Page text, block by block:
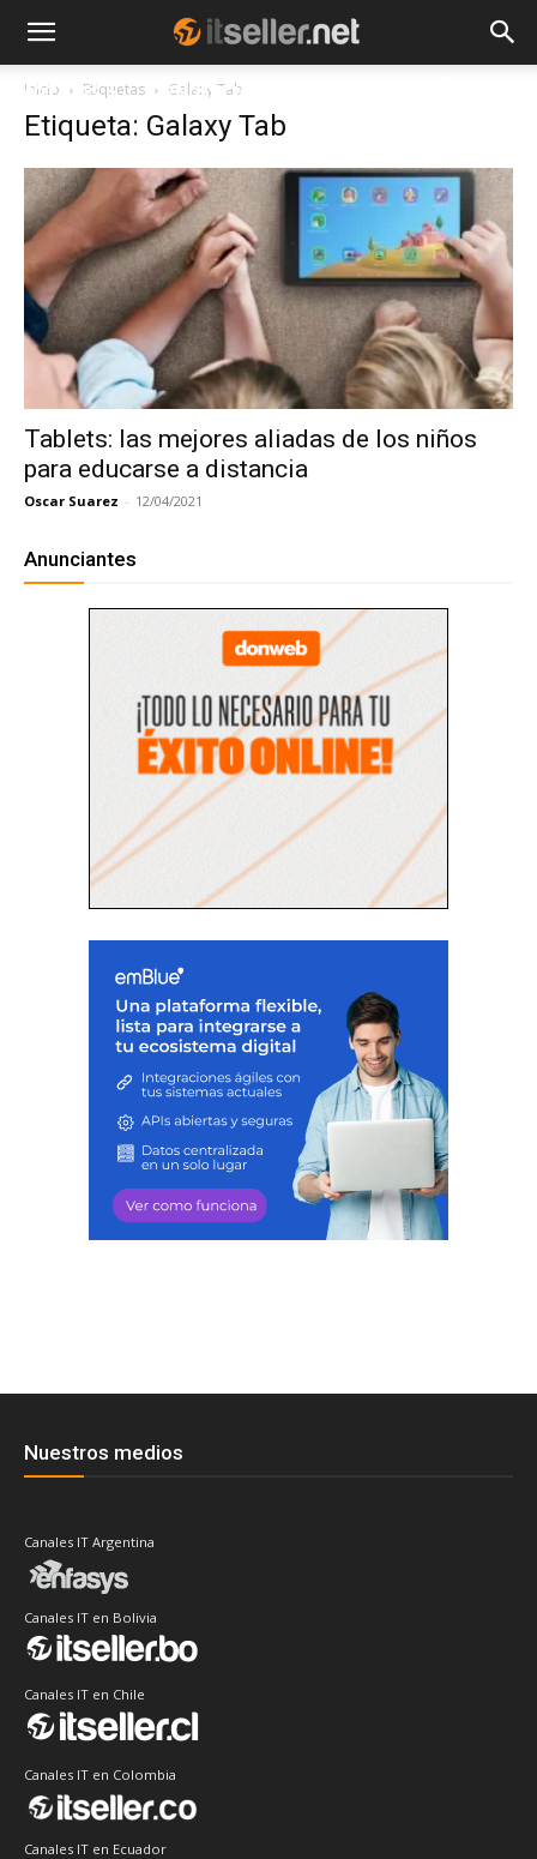
NOTICIAS TENDENCIAS
Inicio Etiquetas Galaxy Tab
Etiqueta: Galaxy Tab
Tablets: las mejores aliadas de los niños
para educarse a distancia
Oscar Suarez - 12/04/2021
Anunciantes
Nuestros medios
Canales IT Argentina
Canales IT en Bolivia
Canales IT en Chile
Canales IT en Colombia
Canales IT en Ecuador